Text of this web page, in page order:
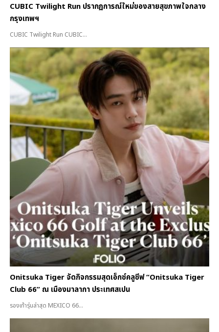
CUBIC Twilight Run ปรากฏการณ์ใหม่ของสายสุขภาพใจกลาง
กรุงเทพฯ
CUBIC Twilight Run CUBIC...
Onitsuka Tiger จัดกิจกรรมสุดเอ็กซ์คลูซีฟ “Onitsuka Tiger
Club 66” ณ เมืองมาลากา ประเทศสเปน
รองเท้ารุ่นล่าสุด MEXICO 66...